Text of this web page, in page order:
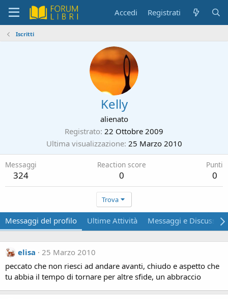
Accedi Registrati
Iscritti
Kelly
alienato
Registrato 22 Ottobre 2009
Ultima visualizzazione 25 Marzo 2010
Messaggi
324
Reaction score
0
Punti
0
Trova
Messaggi del profilo Ultime Attività Messaggi e
elisa
25 Marzo 2010
peccato che non riesci ad andare avanti, chiudo e aspetto che
tu abbia il tempo di tornare per altre sfide, un abbraccio